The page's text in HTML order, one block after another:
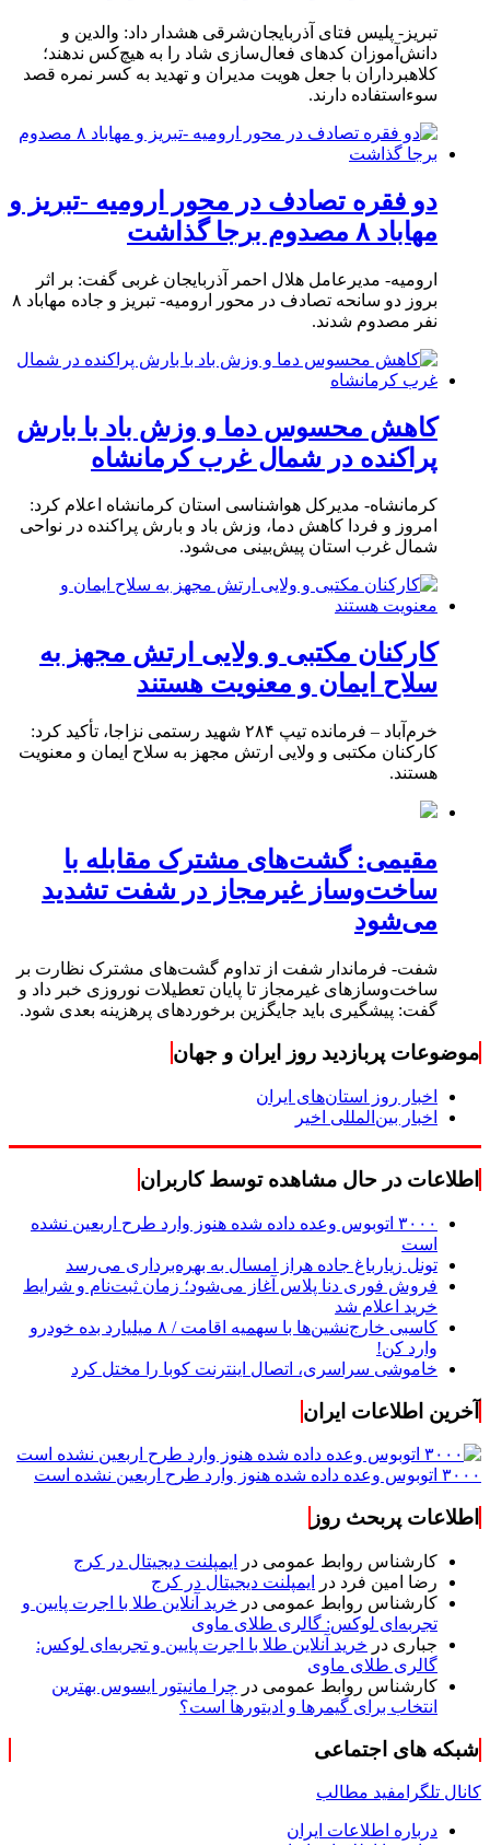
تبریز- پلیس فتای آذربایجان‌شرقی هشدار داد: والدین و
دانش‌آموزان کدهای فعال‌سازی شاد را به هیچ‌کس ندهند؛
کلاهبرداران با جعل هویت مدیران و تهدید به کسر نمره قصد
سوءاستفاده دارند.
دو فقره تصادف در محور ارومیه -تبریز و
مهاباد ۸ مصدوم برجا گذاشت
ارومیه- مدیرعامل هلال احمر آذربایجان غربی گفت: بر اثر
بروز دو سانحه تصادف در محور ارومیه- تبریز و جاده مهاباد ۸
نفر مصدوم شدند.
کاهش محسوس دما و وزش باد با بارش
پراکنده در شمال غرب کرمانشاه
کرمانشاه- مدیرکل هواشناسی استان کرمانشاه اعلام کرد:
امروز و فردا کاهش دما، وزش باد و بارش پراکنده در نواحی
شمال غرب استان پیش‌بینی می‌شود.
کارکنان مکتبی و ولایی ارتش مجهز به
سلاح ایمان و معنویت هستند
خرم‌آباد – فرمانده تیپ ۲۸۴ شهید رستمی نزاجا، تأکید کرد:
کارکنان مکتبی و ولایی ارتش مجهز به سلاح ایمان و معنویت
هستند.
مقیمی: گشت‌های مشترک مقابله با
ساخت‌وساز غیرمجاز در شفت تشدید
می‌شود
شفت- فرماندار شفت از تداوم گشت‌های مشترک نظارت بر
ساخت‌وسازهای غیرمجاز تا پایان تعطیلات نوروزی خبر داد و
گفت: پیشگیری باید جایگزین برخوردهای پرهزینه بعدی شود.
موضوعات پربازدید روز ایران و جهان
اخبار روز استان‌های ایران
اخبار بین‌المللی اخیر
اطلاعات در حال مشاهده توسط کاربران
۳۰۰۰ اتوبوس وعده داده شده هنوز وارد طرح اربعین نشده
است
تونل زیارباغ جاده هراز امسال به بهره‌برداری می‌رسد
فروش فوری دنا پلاس آغاز می‌شود؛ زمان ثبت‌نام و شرایط
خرید اعلام شد
کاسبی خارج‌نشین‌ها با سهمیه اقامت / ۸ میلیارد بده خودرو
وارد کن!
خاموشی سراسری، اتصال اینترنت کوبا را مختل کرد
آخرین اطلاعات ایران
۳۰۰۰ اتوبوس وعده داده شده هنوز وارد طرح اربعین نشده است
اطلاعات پربحث روز
کارشناس روابط عمومی در
ایمپلنت دیجیتال در کرج
رضا امین فرد در
ایمپلنت دیجیتال در کرج
کارشناس روابط عمومی در خرید آنلاین طلا با اجرت پایین و
تجربه‌ای لوکس: گالری طلای ماوی
جباری در خرید آنلاین طلا با اجرت پایین و تجربه‌ای لوکس:
گالری طلای ماوی
کارشناس روابط عمومی در چرا مانیتور ایسوس بهترین
انتخاب برای گیمرها و ادیتورها است؟
شبکه های اجتماعی
کانال تلگرامفید مطالب
درباره اطلاعات ایران